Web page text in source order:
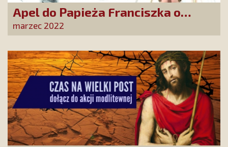
Apel do Papieża Franciszka o
poświęcenie Rosji Matce Bożej.
Posłuchajmy głosu z Fatimy
marzec 2022